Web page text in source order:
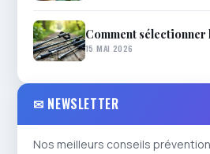
Comment
15 MAI 2026
✉ NEWSLETTER
Nos meilleurs conseils